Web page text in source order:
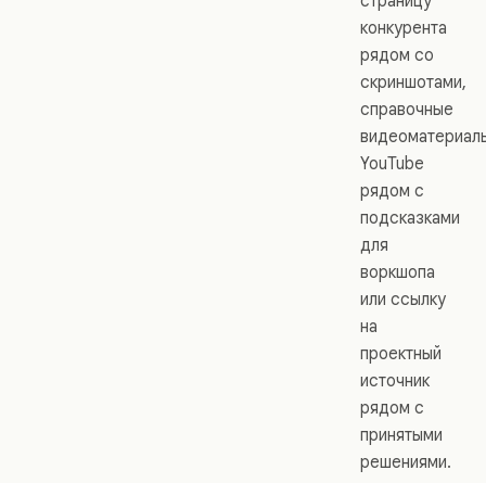
конкурента
рядом со
скриншотами,
справочные
YouTube
рядом с
подсказками
для
воркшопа
или ссылку
на
проектный
источник
рядом с
принятыми
решениями.